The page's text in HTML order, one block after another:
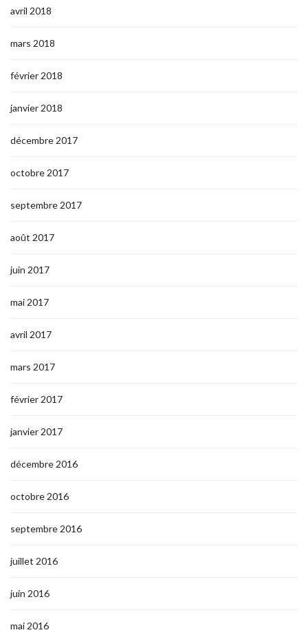
avril 2018
mars 2018
février 2018
janvier 2018
décembre 2017
octobre 2017
septembre 2017
août 2017
juin 2017
mai 2017
avril 2017
mars 2017
février 2017
janvier 2017
décembre 2016
octobre 2016
septembre 2016
juillet 2016
juin 2016
mai 2016